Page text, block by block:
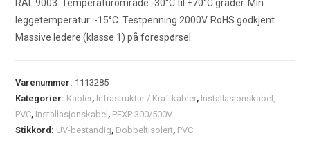
RAL 9003. Temperaturområde -30°C til +70°C grader. Min.
leggetemperatur: -15°C. Testpenning 2000V. RoHS godkjent.
Massive ledere (klasse 1) på forespørsel.
Varenummer: 1113285
Kategorier: Kabler, Infrastruktur / Kraftkabler, Installasjonskabel,
PVC, Installasjonskabel , PFXP 300/500V
Stikkord: UV-bestandig, Dobbeltisolert, PVC